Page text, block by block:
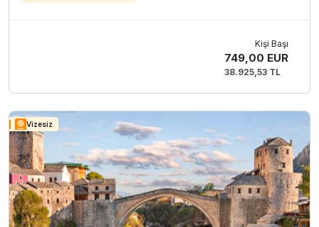
Kişi Başı
749,00 EUR
38.925,53 TL
Vizesiz